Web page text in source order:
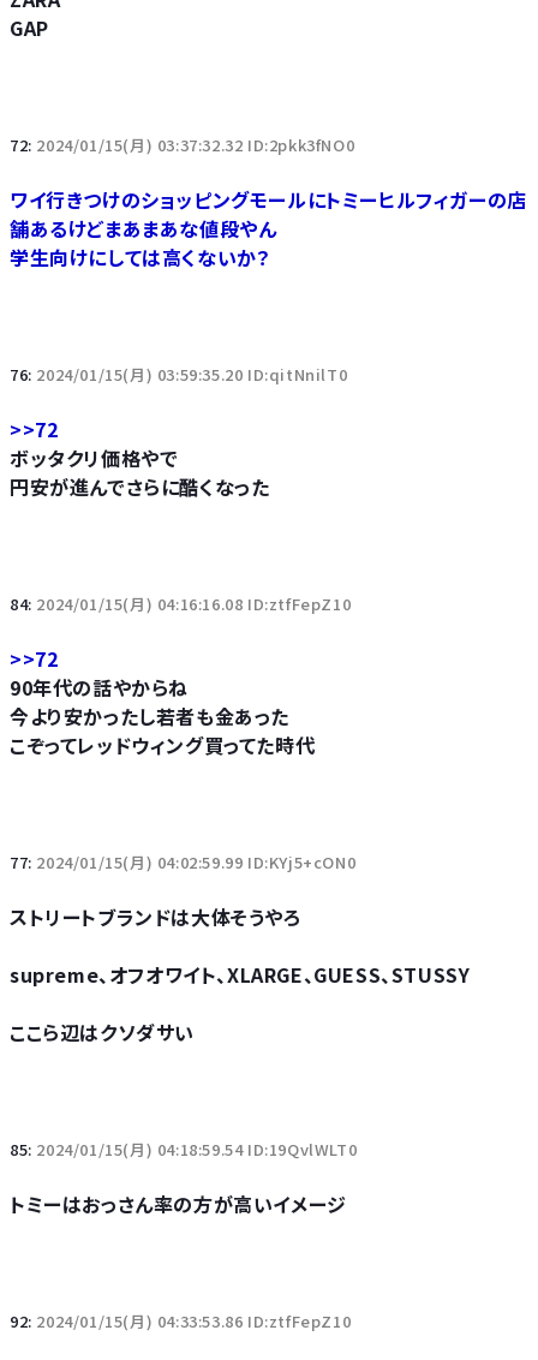
GAP
72: 2024/01/15(月) 03:37:32.32 ID:2pkk3fNO0
ワイ行きつけのショッピングモールにトミーヒルフィガーの店
舗あるけどまあまあな値段やん
学生向けにしては高くないか？
76: 2024/01/15(月) 03:59:35.20 ID:qitNnilT0
>>72
ボッタクリ価格やで
円安が進んでさらに酷くなった
84: 2024/01/15(月) 04:16:16.08 ID:ztfFepZ10
>>72
90年代の話やからね
今より安かったし若者も金あった
こぞってレッドウィング買ってた時代
77: 2024/01/15(月) 04:02:59.99 ID:KYj5+cON0
ストリートブランドは大体そうやろ
supreme、オフオワイト、XLARGE、GUESS、STUSSY
ここら辺はクソダサい
85: 2024/01/15(月) 04:18:59.54 ID:19QvlWLT0
トミーはおっさん率の方が高いイメージ
92: 2024/01/15(月) 04:33:53.86 ID:ztfFepZ10